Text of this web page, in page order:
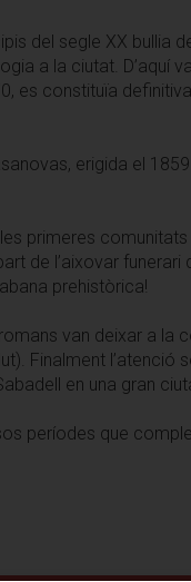
del segle XX
a la ciutat. D’aquí
es constituïa
erigida el
primeres
de l’aixovar
prehistòrica!
van deixar a
Finalment
en una gran
períodes que